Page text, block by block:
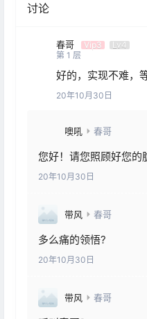
讨论
春哥 Vip3
Lv4
第 1 层
好的，实现不难，
20年10月30日
噢吼 春哥
您好！请您照顾好您的
20年10月30日
带风 春哥
多么痛的领悟?
20年10月30日
带风 春哥